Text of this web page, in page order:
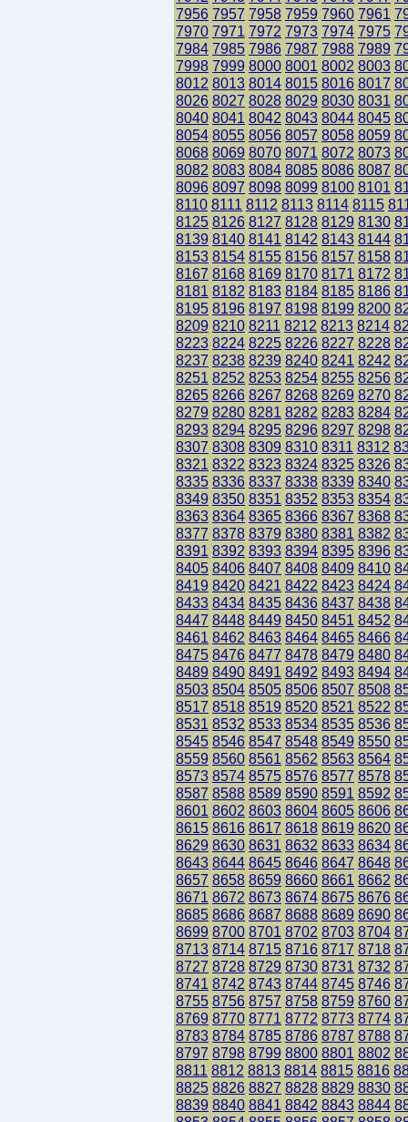
7956 7957 7958 7959 7960 7961
7970 7971 7972 7973 7974 7975
7984 7985 7986 7987 7988 7989
7998 7999 8000 8001 8002 8003
8012 8013 8014 8015 8016 8017
8026 8027 8028 8029 8030 8031
8040 8041 8042 8043 8044 8045
8054 8055 8056 8057 8058 8059
8068 8069 8070 8071 8072 8073
8082 8083 8084 8085 8086 8087
8096 8097 8098 8099 8100 8101
8110 8111 8112 8113 8114 8115
8125 8126 8127 8128 8129 8130
8139 8140 8141 8142 8143 8144
8153 8154 8155 8156 8157 8158
8167 8168 8169 8170 8171 8172
8181 8182 8183 8184 8185 8186
8195 8196 8197 8198 8199 8200
8209 8210 8211 8212 8213 8214
8223 8224 8225 8226 8227 8228
8237 8238 8239 8240 8241 8242
8251 8252 8253 8254 8255 8256
8265 8266 8267 8268 8269 8270
8279 8280 8281 8282 8283 8284
8293 8294 8295 8296 8297 8298
8307 8308 8309 8310 8311 8312
8321 8322 8323 8324 8325 8326
8335 8336 8337 8338 8339 8340
8349 8350 8351 8352 8353 8354
8363 8364 8365 8366 8367 8368
8377 8378 8379 8380 8381 8382
8391 8392 8393 8394 8395 8396
8405 8406 8407 8408 8409 8410
8419 8420 8421 8422 8423 8424
8433 8434 8435 8436 8437 8438
8447 8448 8449 8450 8451 8452
8461 8462 8463 8464 8465 8466
8475 8476 8477 8478 8479 8480
8489 8490 8491 8492 8493 8494
8503 8504 8505 8506 8507 8508
8517 8518 8519 8520 8521 8522
8531 8532 8533 8534 8535 8536
8545 8546 8547 8548 8549 8550
8559 8560 8561 8562 8563 8564
8573 8574 8575 8576 8577 8578
8587 8588 8589 8590 8591 8592
8601 8602 8603 8604 8605 8606
8615 8616 8617 8618 8619 8620
8629 8630 8631 8632 8633 8634
8643 8644 8645 8646 8647 8648
8657 8658 8659 8660 8661 8662
8671 8672 8673 8674 8675 8676
8685 8686 8687 8688 8689 8690
8699 8700 8701 8702 8703 8704
8713 8714 8715 8716 8717 8718
8727 8728 8729 8730 8731 8732
8741 8742 8743 8744 8745 8746
8755 8756 8757 8758 8759 8760
8769 8770 8771 8772 8773 8774
8783 8784 8785 8786 8787 8788
8797 8798 8799 8800 8801 8802
8811 8812 8813 8814 8815 8816
8825 8826 8827 8828 8829 8830
8839 8840 8841 8842 8843 8844